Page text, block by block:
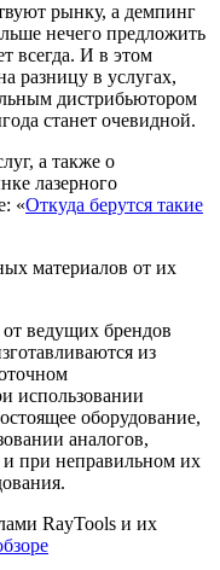
рынку, а демпинг
нечего предложить
всегда. И в этом
разницу в услугах,
дистрибьютором
станет очевидной.
а также о
лазерного
«Откуда берутся такие
материалов от их
ведущих брендов
из
использовании
оборудование,
аналогов,
и при неправильном их
RayTools и их